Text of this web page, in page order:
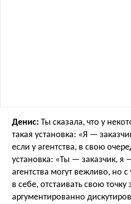
Денис: Ты сказала, что у
такая установка: «Я —
если у агентства, в свою
установка: «Ты — заказчик, я
агентства могут вежливо, но
в себе, отстаивать свою точку
аргументированно